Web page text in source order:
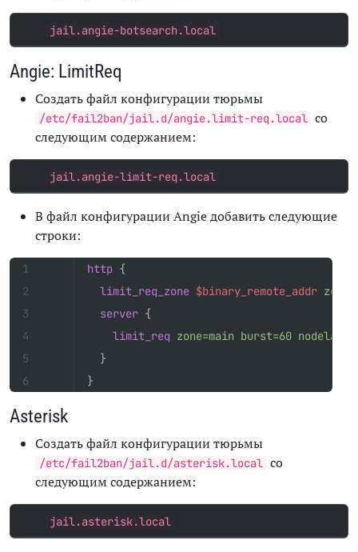
jail.angie-botsearch.local
Angie: LimitReq
Создать файл конфигурации тюрьмы
/etc/fail2ban/jail.d/angie.limit-req.local со
следующим содержанием:
jail.angie-limit-req.local
В файл конфигурации Angie добавить следующие
строки:
http {
limit_req_zone $binary_remote_addr
server {
limit_req zone=main burst=60 nodelay
}
}
Asterisk
Создать файл конфигурации тюрьмы
/etc/fail2ban/jail.d/asterisk.local со
следующим содержанием:
jail.asterisk.local